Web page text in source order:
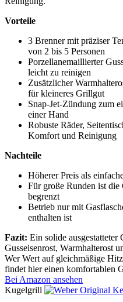
Vorteile
3 Brenner mit präziser
von 2 bis 5 Personen
Porzellanemaillierter
leicht zu reinigen
Zusätzlicher
für kleineres Grillgut
Snap-Jet-Zündung zum
einer Hand
Robuste Räder,
Komfort und Reinigung
Nachteile
Höherer Preis als
Für große Runden ist
begrenzt
Betrieb nur mit
enthalten ist
Fazit: Ein solide
Gusseisenrost, Warmhalterost
Wer Wert auf gleichmäßige
findet hier einen komfortablen
Bei Amazon ansehen
Kugelgrill